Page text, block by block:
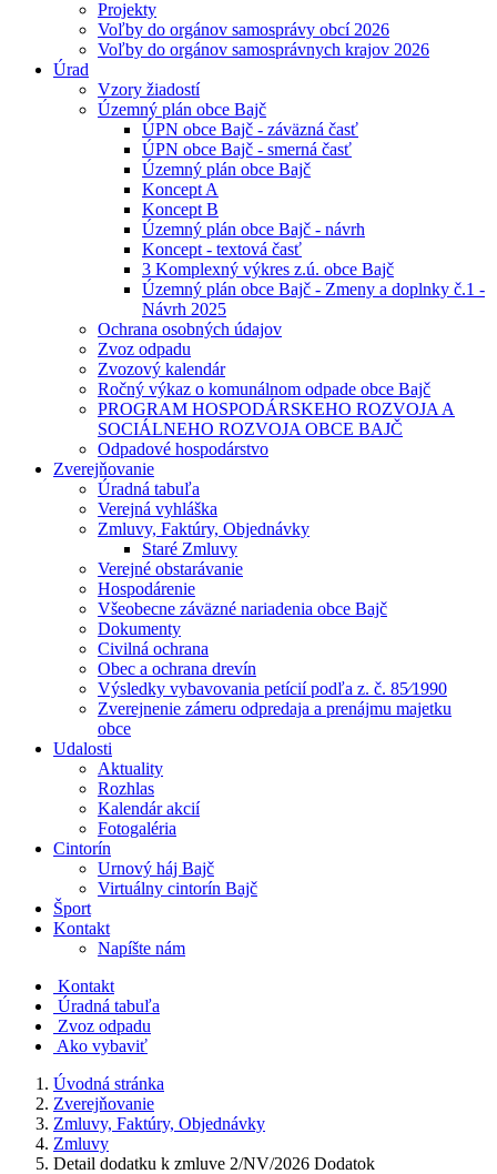
Projekty
Voľby do orgánov samosprávy obcí 2026
Voľby do orgánov samosprávnych krajov 2026
Úrad
Vzory žiadostí
Územný plán obce Bajč
ÚPN obce Bajč - záväzná časť
ÚPN obce Bajč - smerná časť
Územný plán obce Bajč
Koncept A
Koncept B
Územný plán obce Bajč - návrh
Koncept - textová časť
3 Komplexný výkres z.ú. obce Bajč
Územný plán obce Bajč - Zmeny a doplnky č.1 -
Návrh 2025
Ochrana osobných údajov
Zvoz odpadu
Zvozový kalendár
Ročný výkaz o komunálnom odpade obce Bajč
PROGRAM HOSPODÁRSKEHO ROZVOJA A
SOCIÁLNEHO ROZVOJA OBCE BAJČ
Odpadové hospodárstvo
Zverejňovanie
Úradná tabuľa
Verejná vyhláška
Zmluvy, Faktúry, Objednávky
Staré Zmluvy
Verejné obstarávanie
Hospodárenie
Všeobecne záväzné nariadenia obce Bajč
Dokumenty
Civilná ochrana
Obec a ochrana drevín
Výsledky vybavovania petícií podľa z. č. 85⁄1990
Zverejnenie zámeru odpredaja a prenájmu majetku
obce
Udalosti
Aktuality
Rozhlas
Kalendár akcií
Fotogaléria
Cintorín
Urnový háj Bajč
Virtuálny cintorín Bajč
Šport
Kontakt
Napíšte nám
Kontakt
Úradná tabuľa
Zvoz odpadu
Ako vybaviť
Úvodná stránka
Zverejňovanie
Zmluvy, Faktúry, Objednávky
Zmluvy
Detail dodatku k zmluve 2/NV/2026 Dodatok